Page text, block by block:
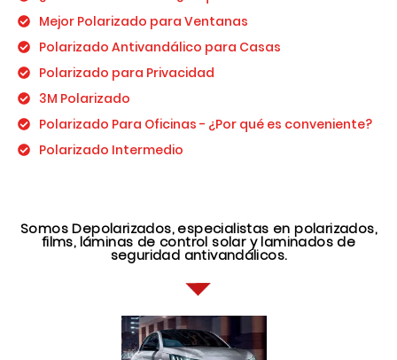
Mejor Polarizado para Ventanas
Polarizado Antivandálico para Casas
Polarizado para Privacidad
3M Polarizado
Polarizado Para Oficinas - ¿Por qué es conveniente?
Polarizado Intermedio
Somos Depolarizados, especialistas en polarizados,
films, láminas de control solar y laminados de
seguridad antivandálicos.